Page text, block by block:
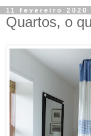
11 fevereiro 2020
Quartos, o